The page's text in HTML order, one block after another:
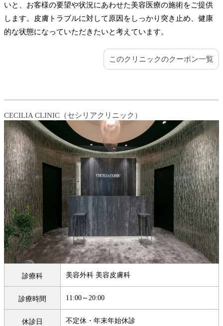
いと、お客様の要望や状況にあわせた美容医療の施術をご提供
します。皮膚トラブルに対して原因をしっかり突き止め、健康
的な状態になっていただきたいと考えています。
このクリニックのクーポン一覧
CECILIA CLINIC（セシリアクリニック）
診療科 美容外科 美容皮膚科
診療時間 11:00～20:00
休診日 不定休・年末年始休診